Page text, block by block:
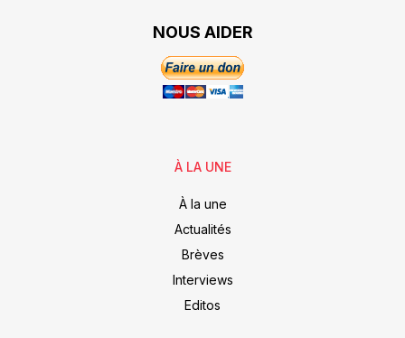
NOUS AIDER
À LA UNE
À la une
Actualités
Brèves
Interviews
Editos